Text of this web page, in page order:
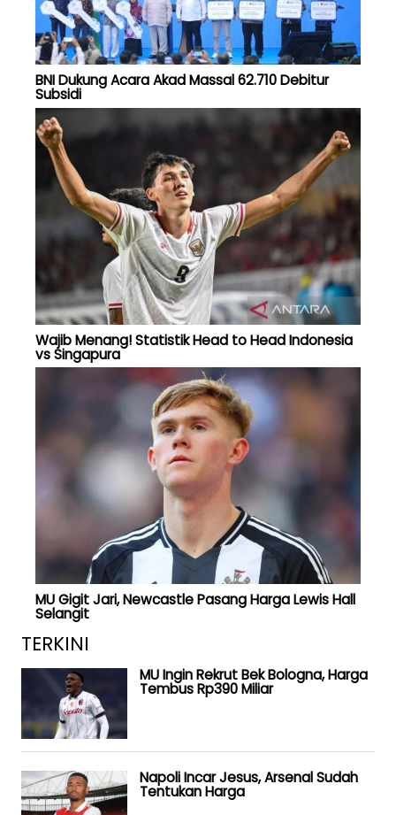
BNI Dukung Acara Akad Massal 62.710 Debitur
Subsidi
Wajib Menang! Statistik Head to Head Indonesia
vs Singapura
MU Gigit Jari, Newcastle Pasang Harga Lewis Hall
Selangit
TERKINI
MU Ingin Rekrut Bek Bologna, Harga
Tembus Rp390 Miliar
Napoli Incar Jesus, Arsenal Sudah
Tentukan Harga